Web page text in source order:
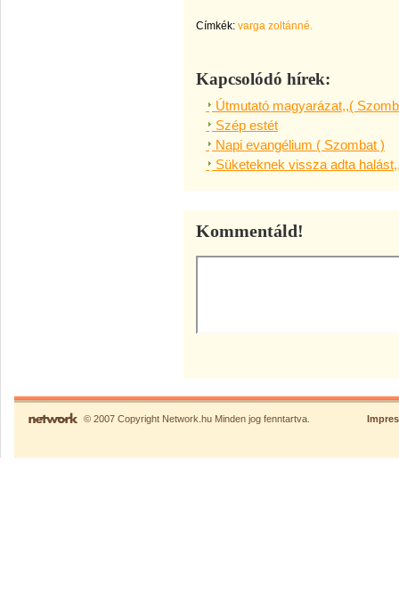
Címkék: varga zoltánné.
Kapcsolódó hírek:
Útmutató magyarázat,,(
Szép estét
Napi evangélium ( Szombat )
Süketeknek vissza adta
Kommentáld!
© 2007 Copyright Network.hu Minden jog fenntartva.